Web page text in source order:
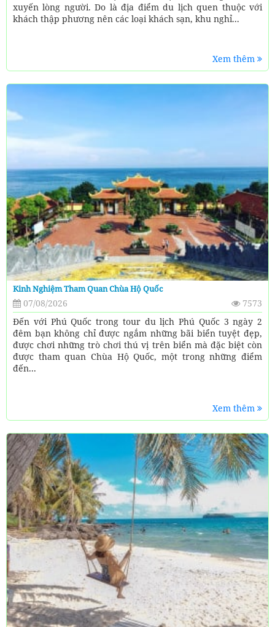
xuyến lòng người. Do là địa điểm du lịch quen thuộc với
khách thập phương nên các loại khách sạn, khu nghỉ...
Xem thêm
Kinh Nghiệm Tham Quan Chùa Hộ Quốc
07/08/2026
7573
Đến với Phú Quốc trong tour du lịch Phú Quốc 3 ngày 2
đêm bạn không chỉ được ngắm những bãi biển tuyệt đẹp,
được chơi những trò chơi thú vị trên biển mà đặc biệt còn
được tham quan Chùa Hộ Quốc, một trong những điểm
đến...
Xem thêm